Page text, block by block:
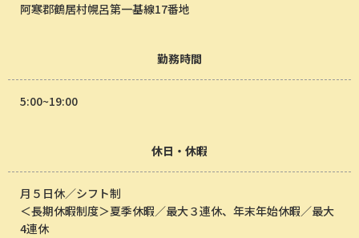
阿寒郡鶴居村幌呂第一基線17番地
勤務時間
5:00~19:00
休日・休暇
月５日休／シフト制
＜長期休暇制度＞夏季休暇／最大３連休、年末年始休暇／最大
4連休